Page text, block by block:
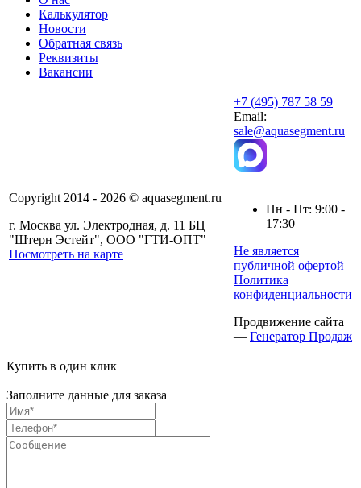
Калькулятор
Новости
Обратная связь
Реквизиты
Вакансии
Copyright 2014 - 2026 © aquasegment.ru
г. Москва ул. Электродная, д. 11 БЦ
"Штерн Эстейт", ООО "ГТИ-ОПТ"
Посмотреть на карте
+7 (495) 787 58 59
Email:
sale@aquasegment.ru
Пн - Пт: 9:00 -
17:30
Не является
публичной офертой
Политика
конфиденциальности
Продвижение сайта
— Генератор Продаж
Купить в один клик
Заполните данные для заказа